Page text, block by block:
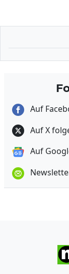
Auf
Auf X
Auf